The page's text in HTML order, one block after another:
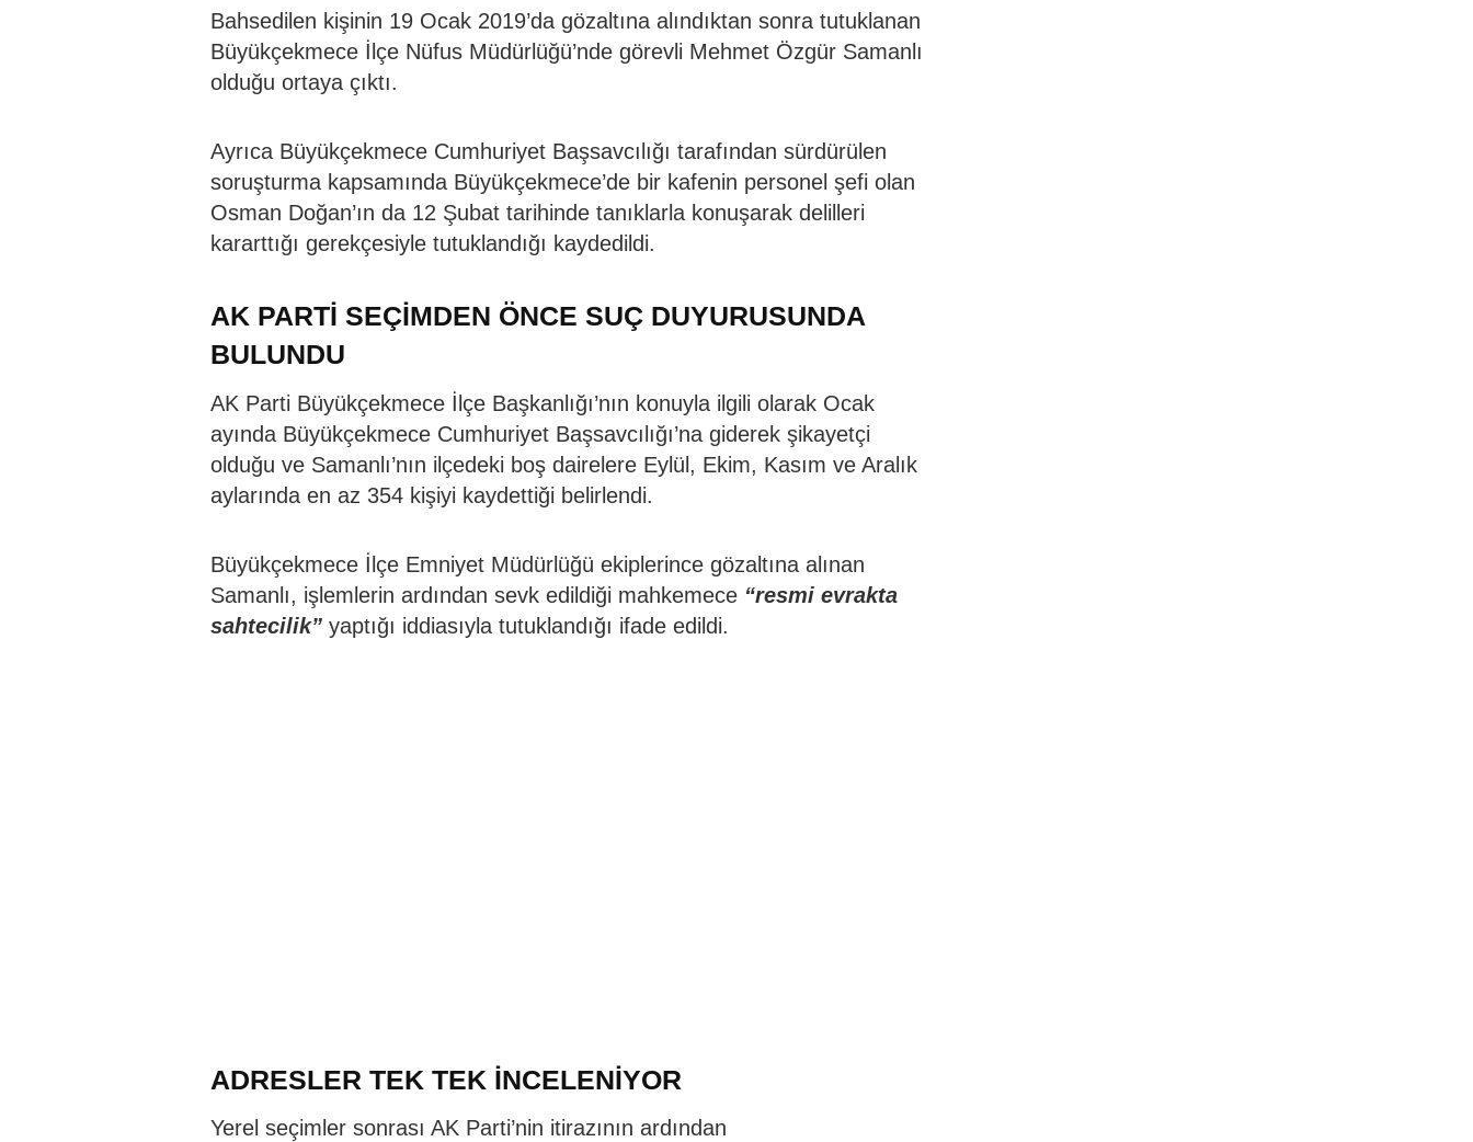
Bahsedilen kişinin 19 Ocak 2019’da gözaltına alındıktan sonra tutuklanan
Büyükçekmece İlçe Nüfus Müdürlüğü’nde görevli Mehmet Özgür Samanlı
olduğu ortaya çıktı.
Ayrıca Büyükçekmece Cumhuriyet Başsavcılığı tarafından sürdürülen
soruşturma kapsamında Büyükçekmece’de bir kafenin personel şefi olan
Osman Doğan’ın da 12 Şubat tarihinde tanıklarla konuşarak delilleri
kararttığı gerekçesiyle tutuklandığı kaydedildi.
AK PARTİ SEÇİMDEN ÖNCE SUÇ DUYURUSUNDA
BULUNDU
AK Parti Büyükçekmece İlçe Başkanlığı’nın konuyla ilgili olarak Ocak
ayında Büyükçekmece Cumhuriyet Başsavcılığı’na giderek şikayetçi
olduğu ve Samanlı’nın ilçedeki boş dairelere Eylül, Ekim, Kasım ve Aralık
aylarında en az 354 kişiyi kaydettiği belirlendi.
Büyükçekmece İlçe Emniyet Müdürlüğü ekiplerince gözaltına alınan
Samanlı, işlemlerin ardından sevk edildiği mahkemece “resmi evrakta
sahtecilik” yaptığı iddiasıyla tutuklandığı ifade edildi.
ADRESLER TEK TEK İNCELENİYOR
Yerel seçimler sonrası AK Parti’nin itirazının ardından